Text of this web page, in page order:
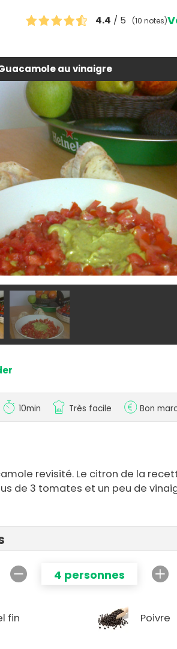
4.4 / 5 (10 notes)
au vinaigre
10min Très facile Bon
revisité. Le citron de la
de 3 tomates et un peu de
4 personnes
fin Poivre